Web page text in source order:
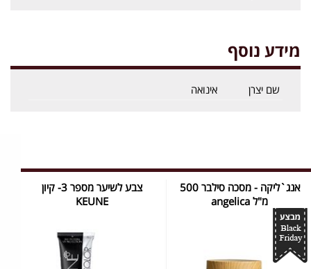
מידע נוסף
שם יצרן אינואה
אנג`ליקה - מסכה סילבר 500
מ"ל ‏angelica
צבע לשיער מספר 3- קיון
KEUNE